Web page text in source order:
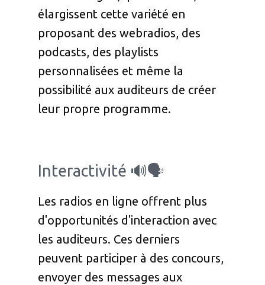
élargissent cette variété en
proposant des webradios, des
podcasts, des playlists
personnalisées et même la
possibilité aux auditeurs de créer
leur propre programme.
Interactivité 🔊🗣️
Les radios en ligne offrent plus
d'opportunités d'interaction avec
les auditeurs. Ces derniers
peuvent participer à des concours,
envoyer des messages aux